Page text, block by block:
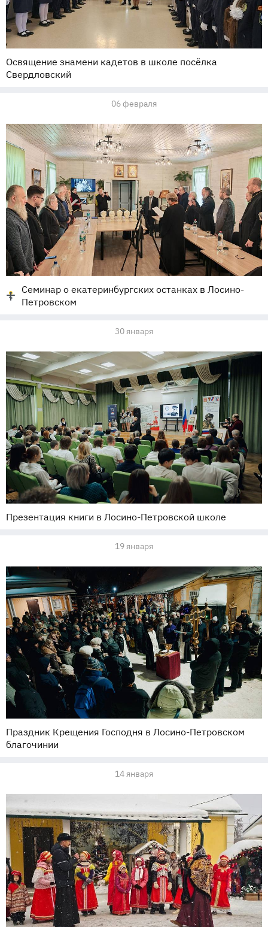
Освящение знамени кадетов в школе посёлка
Свердловский
06 февраля
Семинар о екатеринбургских останках в Лосино-
Петровском
30 января
Презентация книги в Лосино-Петровской школе
19 января
Праздник Крещения Господня в Лосино-Петровском
благочинии
14 января